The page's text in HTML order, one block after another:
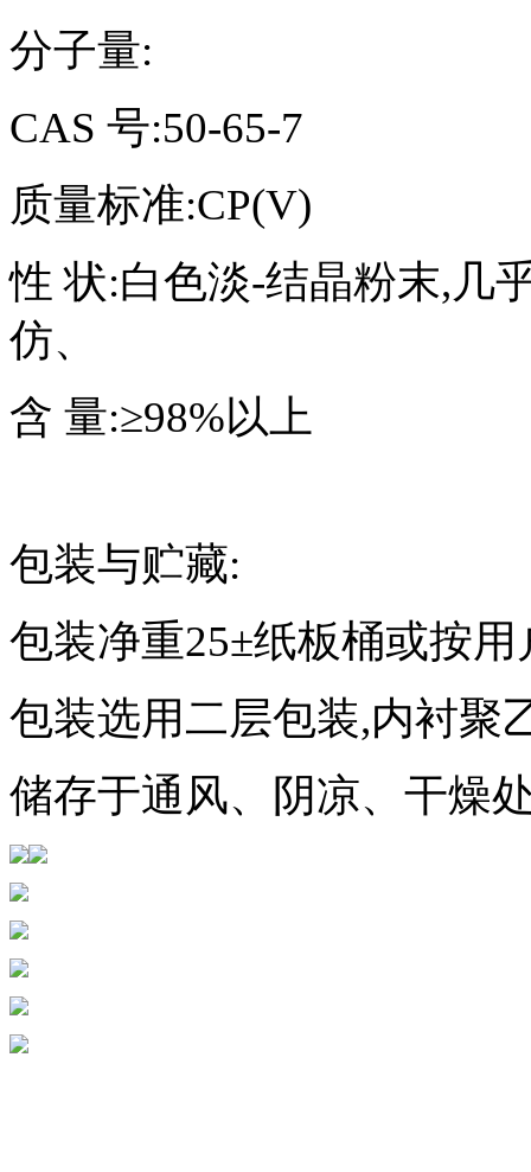
分子量:
CAS 号:50-65-7
质量标准:CP(V)
性 状:白色淡-结晶粉末,几
仿、
含 量:≥98%以上
包装与贮藏:
包装净重25±纸板桶或按用
包装选用二层包装,内衬聚
储存于通风、阴凉、干燥